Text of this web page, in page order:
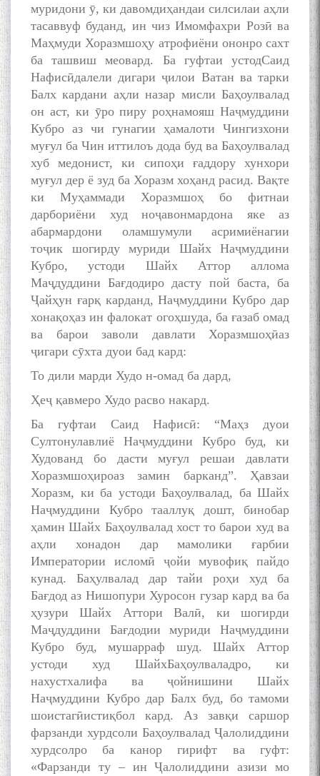
муридони ӯ, ки давомдиҳандаи силсилаи аҳли
тасаввуф буданд, ин чиз Имомфахри Розӣ ва
Маҳмуди Хоразмшоҳу атрофиёни ононро сахт
ба ташвиш меовард. Ба гуфтаи устодСаид
Нафисӣдалели дигари ҷилои Ватан ва тарки
Балх кардани аҳли назар мисли Баҳоулвалад
он аст, ки ӯро пиру роҳнамояш Наҷмуддини
Кубро аз чи гунагии ҳамалоти Чингизхони
муғул ба Чин иттилоъ дода буд ва Баҳоулвалад
хуб медонист, ки сипоҳи ғаддору хунхори
муғул дер ё зуд ба Хоразм хоҳанд расид. Вақте
ки Муҳаммади Хоразмшоҳ бо фитнаи
дарбориёни худ ноҷавонмардона яке аз
абармардони оламшумули асримиёнагии
тоҷик шогирду муриди Шайх Наҷмуддини
Кубро, устоди Шайх Аттор аллома
Маҷдуддини Бағдодиро дасту пой баста, ба
Ҷайҳун ғарқ карданд, Наҷмуддини Кубро дар
хонақоҳаз ин фалокат огоҳшуда, ба ғазаб омад
ва барои заволи давлати Хоразмшоҳӣаз
ҷигари сӯхта дуои бад кард:
То дили марди Худо н-омад ба дард,
Ҳеҷ қавмеро Худо расво накард.
Ба гуфтаи Саид Нафисӣ: “Маҳз дуои
Султонулавлиё Наҷмуддини Кубро буд, ки
Худованд бо дасти муғул решаи давлати
Хоразмшоҳироаз замин барканд”. Ҳавзаи
Хоразм, ки ба устоди Баҳоулвалад, ба Шайх
Наҷмуддини Кубро тааллуқ дошт, бинобар
ҳамин Шайх Баҳоулвалад хост то барои худ ва
аҳли хонадон дар мамолики ғарбии
Императории исломӣ ҷойи мувофиқ пайдо
кунад. Баҳулвалад дар тайи роҳи худ ба
Бағдод аз Нишопури Хуросон гузар кард ва ба
ҳузури Шайх Аттори Валӣ, ки шогирди
Маҷдуддини Бағдодии муриди Наҷмуддини
Кубро буд, мушарраф шуд. Шайх Аттор
устоди худ ШайхБаҳоулваладро, ки
нахустхалифа ва ҷойнишини Шайх
Наҷмуддини Кубро дар Балх буд, бо тамоми
шоистагӣистиқбол кард. Аз завқи саршор
фарзанди хурдсоли Баҳоулвалад Ҷалолиддини
хурдсолро ба канор гирифт ва гуфт:
«Фарзанди ту – ин Ҷалолиддини азизи мо